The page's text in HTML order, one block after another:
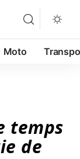
Moto
temps
de